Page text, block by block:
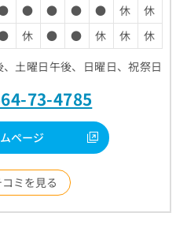
● ● ● ● 休
休
休 ● ● 休 休
休
土曜日午後、日曜日、祝祭日
73-4785
ページ
ミを見る